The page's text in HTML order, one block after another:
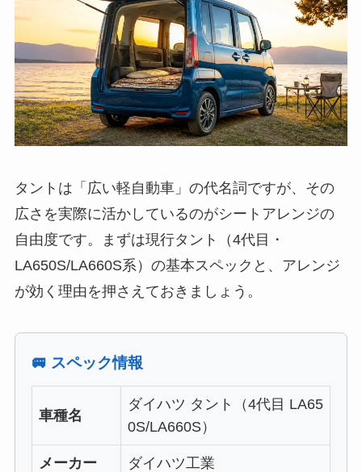
タントは「広い軽自動車」の代名詞ですが、その
広さを実際に活かしているのがシートアレンジの
自由度です。まずは現行タント（4代目・
LA650S/LA660S系）の基本スペックと、アレンジ
が効く理由を押さえておきましょう。
🚐 スペック情報
車種名
ダイハツ タント（4代目 LA65
0S/LA660S）
メーカー ダイハツ工業